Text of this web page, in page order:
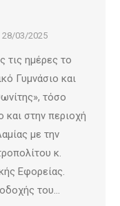
28/03/2025
τις ημέρες το
Γυμνάσιο και
τόσο
στην περιοχή
με την
κ.
Εφορείας.
του…